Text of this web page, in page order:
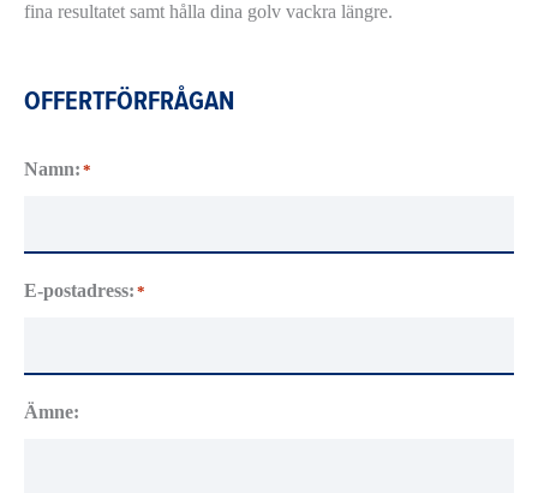
fina resultatet samt hålla dina golv vackra längre.
OFFERTFÖRFRÅGAN
Namn: *
E-postadress: *
Ämne: